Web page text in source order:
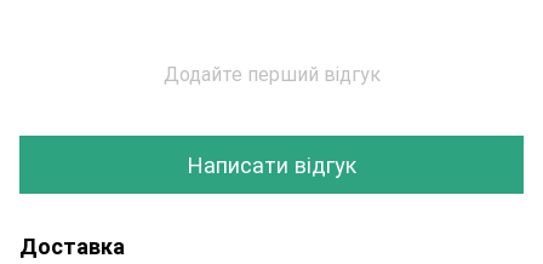
Додайте перший відгук
Написати відгук
Доставка